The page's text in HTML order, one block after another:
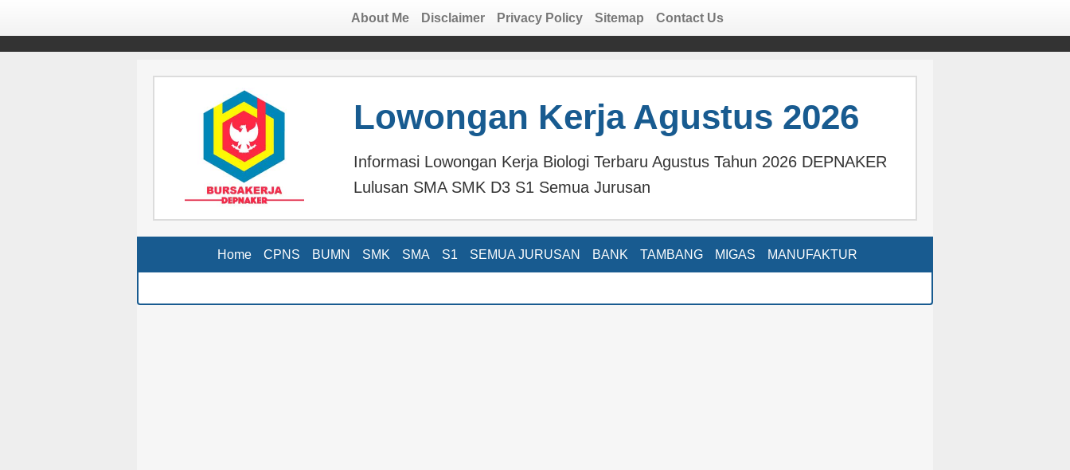
About Me Disclaimer Privacy Policy Sitemap Contact Us
Lowongan Kerja Agustus 2026
Informasi Lowongan Kerja Biologi Terbaru Agustus Tahun 2026 DEPNAKER
Lulusan SMA SMK D3 S1 Semua Jurusan
Home CPNS BUMN SMK SMA S1 SEMUA JURUSAN BANK TAMBANG MIGAS MANUFAKTUR